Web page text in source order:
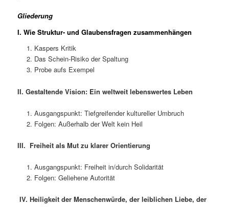
Gliederung
I.Wie Struktur- und Glaubensfragen zusammenhängen
Kaspers Kritik
Das Schein-Risiko der Spaltung
Probe aufs Exempel
II. Gestaltende Vision: Ein weltweit lebenswertes Leben
Ausgangspunkt: Tiefgreifender kultureller Umbruch
Folgen: Außerhalb der Welt kein Heil
III. Freiheit als Mut zu klarer Orientierung
Ausgangspunkt: Freiheit in/durch Solidarität
Folgen: Geliehene Autorität
IV.Heiligkeit der Menschenwürde, der leiblichen Liebe, der